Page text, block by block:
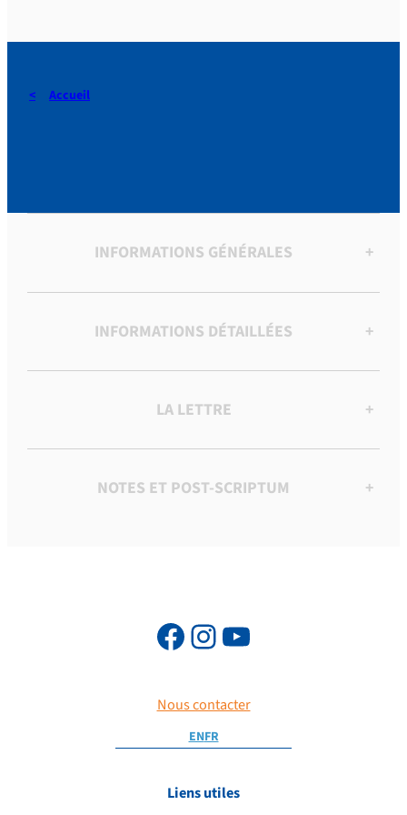
Accueil
INFORMATIONS GÉNÉRALES +
INFORMATIONS DÉTAILLÉES +
LA LETTRE +
NOTES ET POST-SCRIPTUM +
Nous contacter
ENFR
Liens utiles